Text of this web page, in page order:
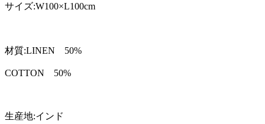
サイズ:W100×L100cm
材質:LINEN 50%
COTTON 50%
生産地:インド